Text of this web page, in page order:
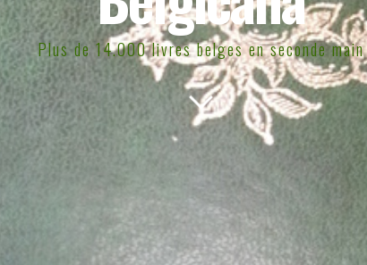
Plus de 14.000 livres belges en seconde main